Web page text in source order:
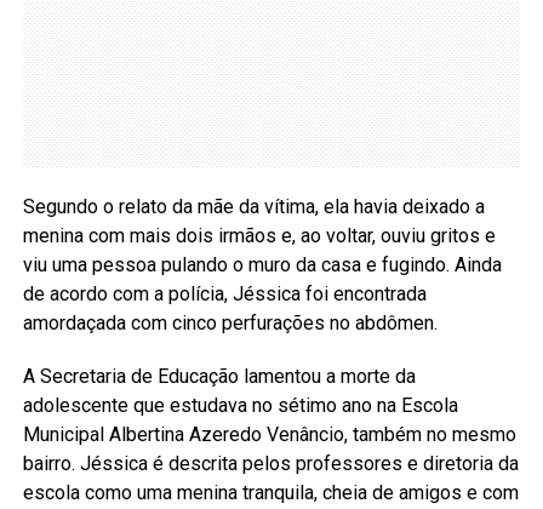
Segundo o relato da mãe da vítima, ela havia deixado a
menina com mais dois irmãos e, ao voltar, ouviu gritos e
viu uma pessoa pulando o muro da casa e fugindo. Ainda
de acordo com a polícia, Jéssica foi encontrada
amordaçada com cinco perfurações no abdômen.
A Secretaria de Educação lamentou a morte da
adolescente que estudava no sétimo ano na Escola
Municipal Albertina Azeredo Venâncio, também no mesmo
bairro. Jéssica é descrita pelos professores e diretoria da
escola como uma menina tranquila, cheia de amigos e com